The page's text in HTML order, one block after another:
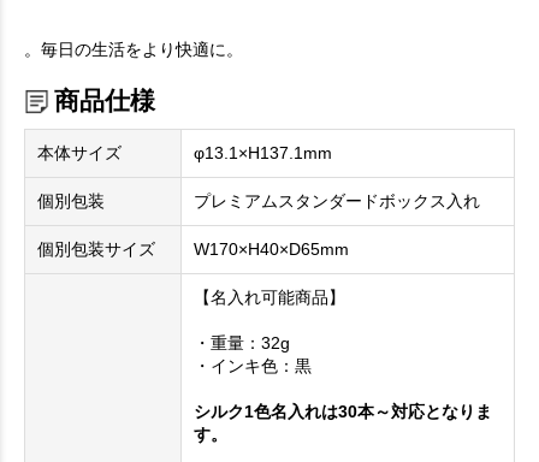
。毎日の生活をより快適に。
商品仕様
本体サイズ φ13.1×H137.1mm
個別包装 プレミアムスタンダードボックス入れ
個別包装サイズ W170×H40×D65mm
【名入れ可能商品】
・重量：32g
・インキ色：黒
シルク1色名入れは30本～対応となりま
す。